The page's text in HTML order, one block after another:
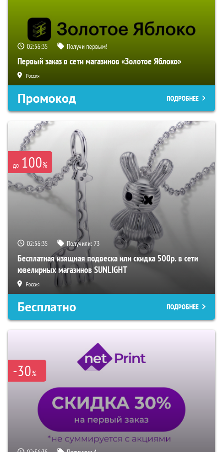
02:56:34 Получи первым!
Первый заказ в сети магазинов «Золотое Яблоко»
Россия
Промокод ПОДРОБНЕЕ
до 100%
02:56:34 Получили:73
Бесплатная изящная подвеска или скидка 500р. в сети
ювелирных магазинов SUNLIGHT
Россия
Бесплатно ПОДРОБНЕЕ
-30%